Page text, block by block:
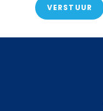
VERSTUUR